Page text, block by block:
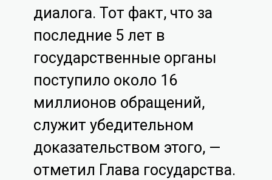
диалога. Тот факт, что за
последние 5 лет в
государственные органы
поступило около 16
миллионов обращений,
служит убедительном
доказательством этого, —
отметил Глава государства.